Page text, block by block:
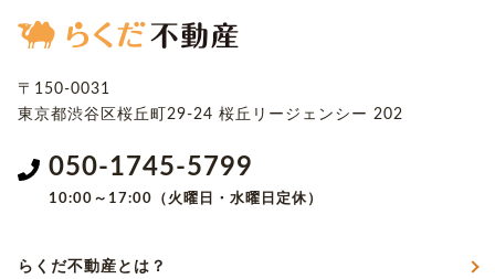
〒150-0031
東京都渋谷区桜丘町29-24 桜丘リージェンシー 202
050-1745-5799
10:00～17:00（火曜日・水曜日定休）
らくだ不動産とは？